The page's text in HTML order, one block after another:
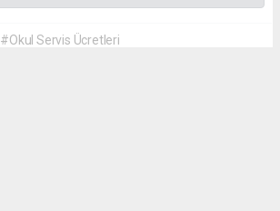
#Okul Servis Ücretleri